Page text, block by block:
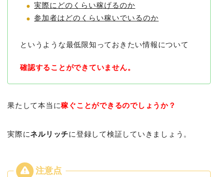
実際にどのくらい稼げるのか
参加者はどのくらい稼いでいるのか
というような最低限知っておきたい情報について
確認することができていません。
果たして本当に稼ぐことができるのでしょうか？
実際にネルリッチに登録して検証していきましょう。